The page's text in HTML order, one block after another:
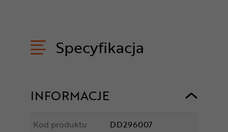
Specyfikacja
INFORMACJE
Kod produktu
DD296007